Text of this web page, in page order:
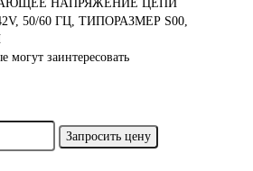
НАПРЯЖЕНИЕ ЦЕПИ
50/60 ГЦ, ТИПОРАЗМЕР S00,
могут заинтересовать
Запросить цену